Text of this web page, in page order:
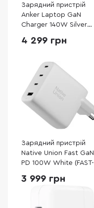
Зарядний пристрій
Anker Laptop GaN
Charger 140W Silver
4 299 грн
Зарядний пристрій
Native Union Fast GaN
PD 100W White (FAST-
3 999 грн